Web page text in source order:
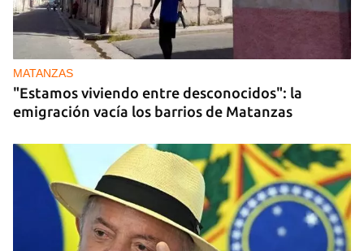
MATANZAS
"Estamos viviendo entre desconocidos": la
emigración vacía los barrios de Matanzas